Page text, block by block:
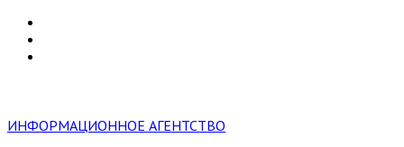
ИНФОРМАЦИОННОЕ АГЕНТСТВО